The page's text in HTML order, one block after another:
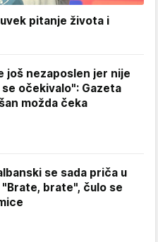
pitanje života i
još nezaposlen jer nije
očekivalo": Gazeta
možda čeka
se sada priča u
brate", čulo se